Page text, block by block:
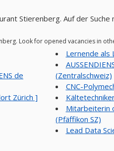
Stierenberg. Auf der Suche
Look for opened vacancies in
de
Zürich ]
Lernende als
(Zentralschweiz)
CNC-
Mitarbeiterin
(Pfäffikon SZ)
Lead Data